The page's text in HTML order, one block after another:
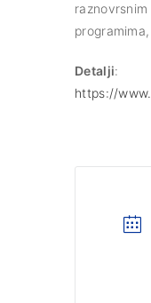
Detalji:
https://